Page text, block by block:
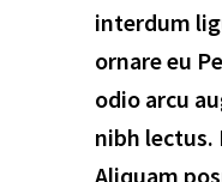
interdum
ornare eu
odio arcu
nibh lectus.
Aliquam